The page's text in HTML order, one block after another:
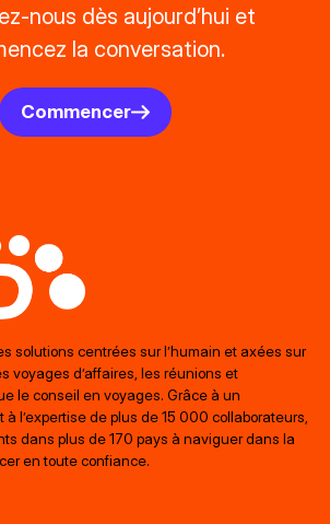
nous dès aujourd’hui et
la conversation.
Commencer
solutions centrées sur l’humain et axées sur
voyages d’affaires, les réunions et
le conseil en voyages. Grâce à un
l’expertise de plus de 15 000 collaborateurs,
dans plus de 170 pays à naviguer dans la
en toute confiance.